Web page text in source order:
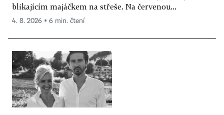
blikajícím majáčkem na střeše. Na červenou...
4. 8. 2026 ▪ 6 min. čtení